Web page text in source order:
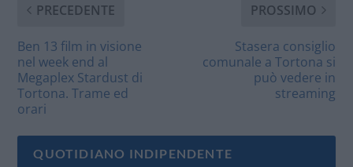
PRECEDENTE
Ben 13 film in visione
nel week end al
Megaplex Stardust di
Tortona. Trame ed
orari
PROSSIMO
Stasera consiglio
comunale a Tortona si
può vedere in
streaming
QUOTIDIANO INDIPENDENTE